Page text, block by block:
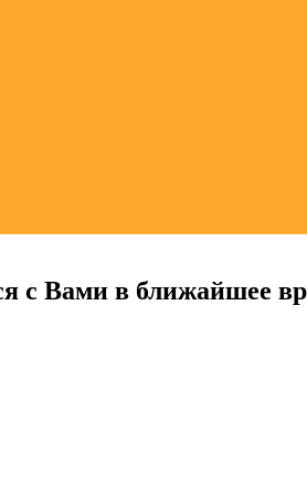
с Вами в ближайшее